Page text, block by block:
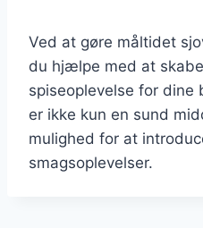
Ved at gøre måltidet
du hjælpe med at
spiseoplevelse for
er ikke kun en sund
mulighed for at
smagsoplevelser.